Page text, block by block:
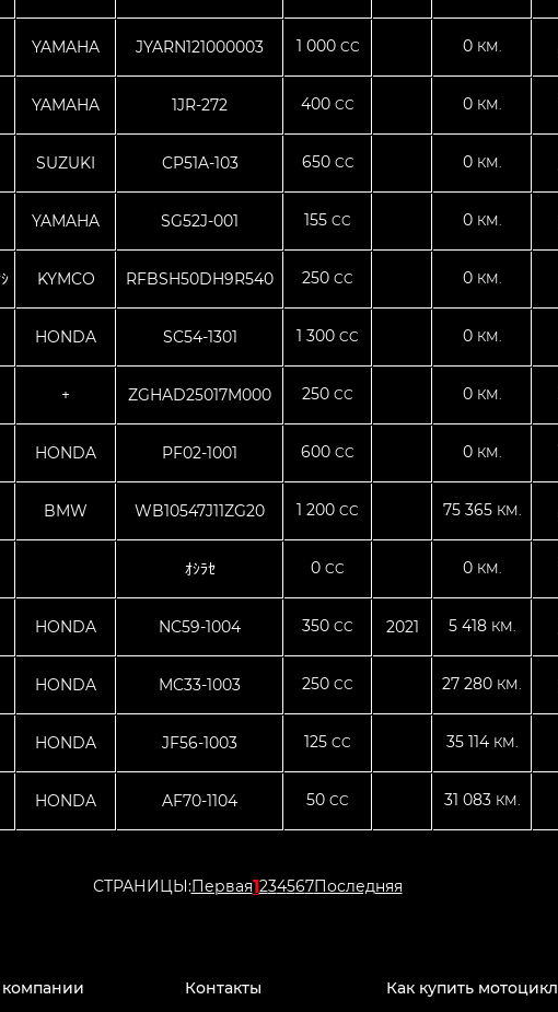
YAMAHA JYARN121000003 1 000 CC 0 КМ.
YAMAHA 1JR-272 400 CC 0 КМ.
SUZUKI CP51A-103 650 CC 0 КМ.
YAMAHA SG52J-001 155 CC 0 КМ.
KYMCO RFBSH50DH9R540 250 CC 0 КМ.
HONDA SC54-1301 1 300 CC 0 КМ.
+ ZGHAD25017M000 250 CC 0 КМ.
HONDA PF02-1001 600 CC 0 КМ.
BMW WB10547J11ZG20 1 200 CC 75 365 КМ.
ｵｼﾗｾ 0 CC 0 КМ.
HONDA NC59-1004 350 CC 2021 5 418 КМ.
HONDA MC33-1003 250 CC 27 280 КМ.
HONDA JF56-1003 125 CC 35 114 КМ.
HONDA AF70-1104 50 CC 31 083 КМ.
СТРАНИЦЫ:Первая1234567Последняя
Контакты Как купить мотоцикл